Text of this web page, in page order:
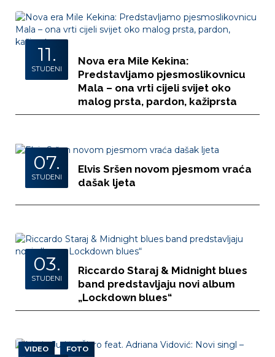
11.
STUDENI
Nova era Mile Kekina:
Predstavljamo pjesmoslikovnicu
Mala – ona vrti cijeli svijet oko
malog prsta, pardon, kažiprsta
07.
STUDENI
Elvis Sršen novom pjesmom vraća
dašak ljeta
03.
STUDENI
Riccardo Staraj & Midnight blues
band predstavljaju novi album
„Lockdown blues“
VIDEO FOTO